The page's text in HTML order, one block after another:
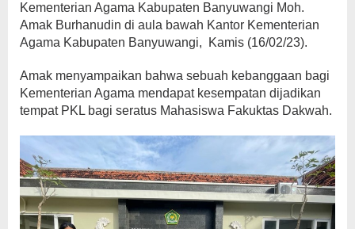
Kementerian Agama Kabupaten Banyuwangi Moh.
Amak Burhanudin di aula bawah Kantor Kementerian
Agama Kabupaten Banyuwangi, Kamis (16/02/23).
Amak menyampaikan bahwa sebuah kebanggaan bagi
Kementerian Agama mendapat kesempatan dijadikan
tempat PKL bagi seratus Mahasiswa Fakuktas Dakwah.